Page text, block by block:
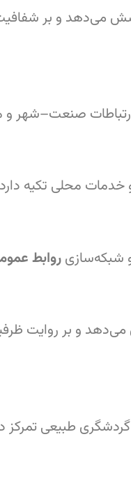
می‌دهد و بر
صنعت–شهر و
خدمات محلی تکیه
شبکه‌سازیروابط
و بر روایت
طبیعی تمرکز